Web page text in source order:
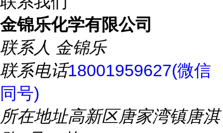
金锦乐化学有限公司
联系人 金锦乐
联系电话18001959627(微信
同号)
所在地址高新区唐家湾镇唐淇